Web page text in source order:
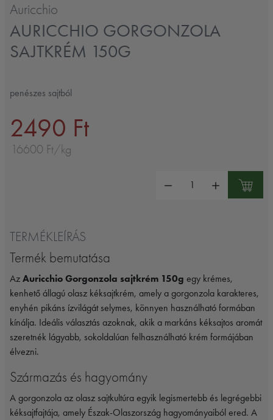
Auricchio
AURICCHIO GORGONZOLA
SAJTKRÉM 150G
penészes sajtból
2490 Ft
16600 Ft/kg
TERMÉKLEÍRÁS
Termék bemutatása
Az Auricchio Gorgonzola sajtkrém 150g egy krémes,
kenhető állagú olasz kéksajtkrém, amely a gorgonzola karakteres,
enyhén pikáns ízvilágát selymes, könnyen használható formában
kínálja. Ideális választás azoknak, akik a markáns kéksajtos aromát
szeretnék lágyabb, sokoldalúan felhasználható krém formájában
élvezni.
Származás és hagyomány
A gorgonzola az olasz sajtkultúra egyik legismertebb és legrégebbi
kéksajtfajtája, amely Észak-Olaszország hagyományaiból ered. A